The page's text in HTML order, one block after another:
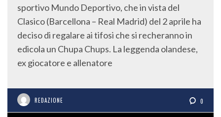
sportivo Mundo Deportivo, che in vista del
Clasico (Barcellona – Real Madrid) del 2 aprile ha
deciso di regalare ai tifosi che si recheranno in
edicola un Chupa Chups. La leggenda olandese,
ex giocatore e allenatore
REDAZIONE 0